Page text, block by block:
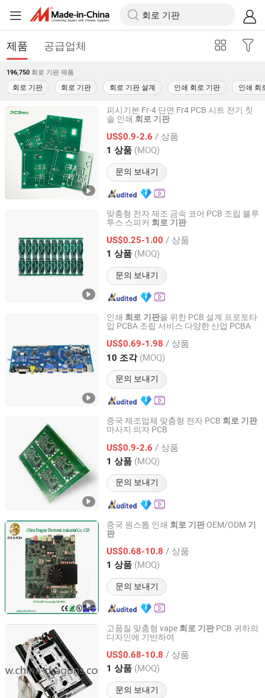
제품 공급업체
196,750 회로 기판 제품
회로 기판 회로 기판 회로 기판 설계 인쇄 회로 기판 인쇄 회
피시기본 Fr-4 단면 Fr4 PCB 시트 전기 칫
솔 인쇄 회로 기판
US$0.9-2.6 / 상품
1 상품 (MOQ)
문의 보내기
JS Technology Co., Ltd.
Guangdong, China 이후 2023
맞춤형 전자 제조 금속 코어 PCB 조립 블루
투스 스피커 회로 기판
US$0.25-1.00 / 상품
1 상품 (MOQ)
문의 보내기
Shenzhen Jingxin Electronic Technology Co., Ltd.
Guangdong, China 이후 2022
인쇄 회로 기판을 위한 PCB 설계 프로토타
입 PCBA 조립 서비스 다양한 산업 PCBA
US$0.69-1.98 / 상품
10 조각 (MOQ)
문의 보내기
Shenzhen Jingxin Electronic Technology Co., Ltd.
Guangdong, China 이후 2022
중국 제조업체 맞춤형 전자 PCB 회로 기판
마사지 의자 PCB
US$0.9-2.6 / 상품
1 상품 (MOQ)
문의 보내기
JS Technology Co., Ltd.
Guangdong, China 이후 2023
중국 원스톱 인쇄 회로 기판OEM/ODM 기
판
US$0.68-10.8 / 상품
1 상품 (MOQ)
문의 보내기
China Dragon Electronic Industrial Co., Limited
Guangdong, China 이후 2020
고품질 맞춤형 vape 회로 기판PCB 귀하의
디자인에 기반하여
US$0.68-10.8 / 상품
1 상품 (MOQ)
문의 보내기
China Dragon Electronic Industrial Co., Limited
Guangdong, China 이후 2020